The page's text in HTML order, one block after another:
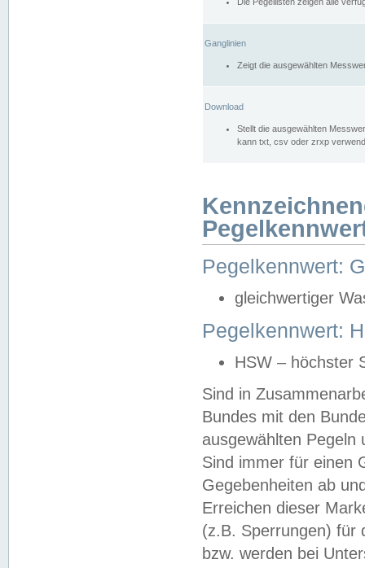
Ganglinien
Zeigt die ausgewählten
Download
Stellt die ausgewählten
kann txt, csv oder zrxp
Pegelkennwert:
gleichwertiger
Pegelkennwert:
HSW – höchster
Sind in
Bundes mit den
ausgewählten
Sind immer für einen
Gegebenheiten ab
Erreichen dieser
(z.B. Sperrungen) für
bzw. werden bei